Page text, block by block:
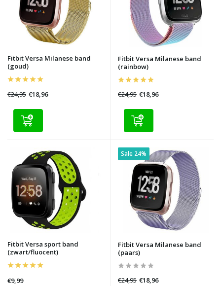
Fitbit Versa Milanese band
(goud)
€24,95 €18,96
Fitbit Versa Milanese band
(rainbow)
€24,95 €18,96
Fitbit Versa sport band
(zwart/fluocent)
€9,99
Sale 24%
Fitbit Versa Milanese band
(paars)
€24,95 €18,96